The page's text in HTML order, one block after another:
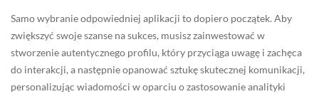
Samo wybranie odpowiedniej aplikacji to dopiero początek. Aby
zwiększyć swoje szanse na sukces, musisz zainwestować w
stworzenie autentycznego profilu, który przyciąga uwagę i zachęca
do interakcji, a następnie opanować sztukę skutecznej komunikacji,
personalizując wiadomości w oparciu o zastosowanie analityki